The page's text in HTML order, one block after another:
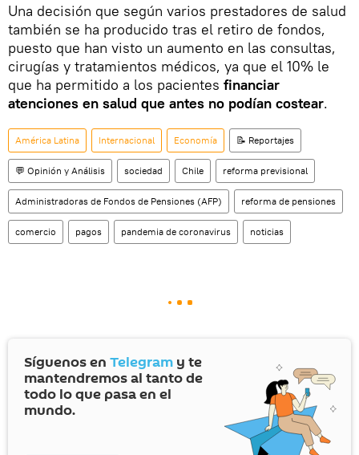
Una decisión que según varios prestadores de salud
también se ha producido tras el retiro de fondos,
puesto que han visto un aumento en las consultas,
cirugías y tratamientos médicos, ya que el 10% le
que ha permitido a los pacientes financiar
atenciones en salud que antes no podían costear.
América Latina Internacional Economía 📝 Reportajes
💬 Opinión y Análisis sociedad Chile reforma previsional
Administradoras de Fondos de Pensiones (AFP) reforma de pensiones
comercio pagos pandemia de coronavirus noticias
Síguenos en Telegram y te
mantendremos al tanto de
todo lo que pasa en el
mundo.